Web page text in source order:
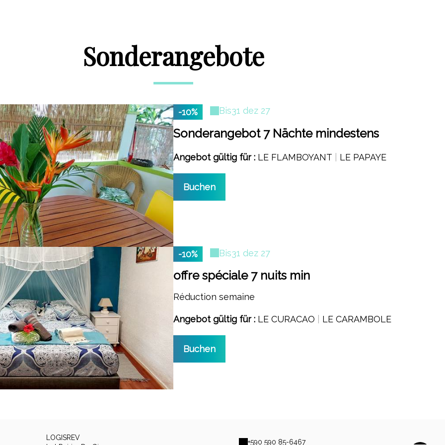
Sonderangebote
-10% Bis31 dez 27
Sonderangebot 7 Nächte mindestens
Angebot gültig für : LE FLAMBOYANT LE PAPAYE
Buchen
-10% Bis31 dez 27
offre spéciale 7 nuits min
Réduction semaine
Angebot gültig für : LE CURACAO LE CARAMBOLE
Buchen
LOGISREV
+590 590 85-6467